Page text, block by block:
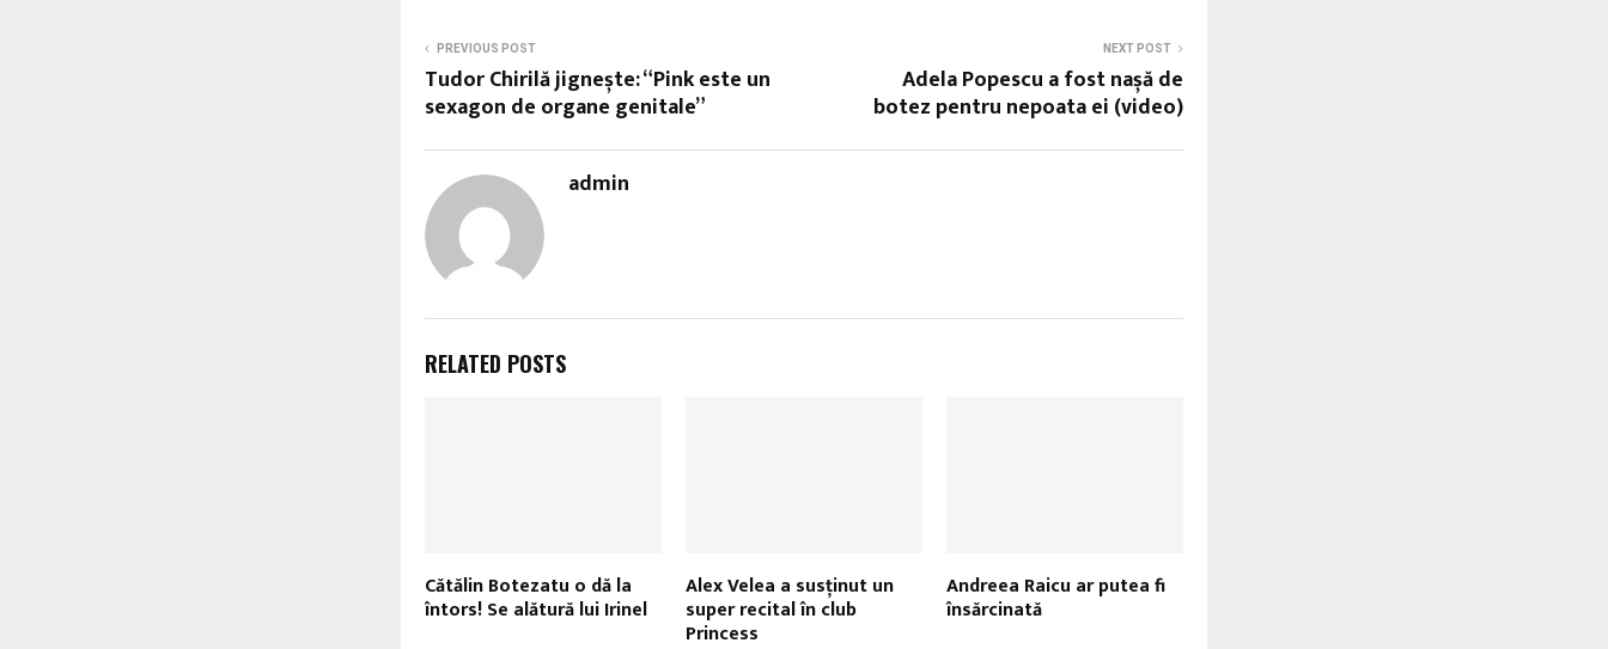
PREVIOUS POST
Tudor Chirilă jignește: “Pink este un
sexagon de organe genitale”
NEXT POST
Adela Popescu a fost nașă de
botez pentru nepoata ei (video)
admin
RELATED POSTS
Cătălin Botezatu o dă la
întors! Se alătură lui Irinel
Alex Velea a susținut un
super recital în club
Princess
Andreea Raicu ar putea fi
însărcinată